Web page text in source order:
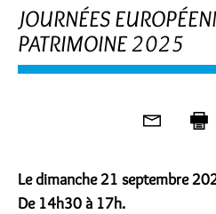
JOURNÉES
PATRIMOINE 2025
Le dimanche 21 septembre
De 14h30 à 17h.